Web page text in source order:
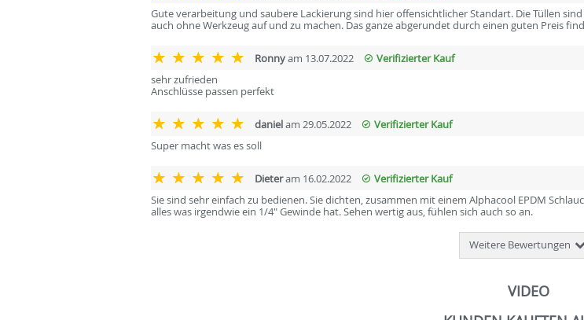
Gute verarbeitung und saubere Lackierung sind hier offensichtlicher Standart. Die Tüllen
auch ohne Werkzeug auf und zu machen. Das ganze abgerundet durch einen guten Preis
Ronnyam 13.07.2022
Verifizierter Kauf
sehr zufrieden
Anschlüsse passen perfekt
danielam 29.05.2022
Verifizierter Kauf
Super macht was es soll
Dieteram 16.02.2022
Verifizierter Kauf
Sie sind sehr einfach zu bedienen. Sie dichten, zusammen mit einem Alphacool EPDM
alles was irgendwie ein 1/4" Gewinde hat. Sehen wertig aus, fühlen sich auch so an.
Weitere Bewertungen
VIDEO